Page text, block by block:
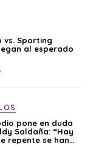
vs. Sporting
al esperado
pone en duda
Saldaña: “Hay
repente se han